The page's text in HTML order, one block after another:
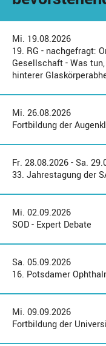
Mi. 19.08.2026
19. RG - nachgefragt:
Gesellschaft - Was
hinterer
Mi. 26.08.2026
Fortbildung der
Fr. 28.08.2026 - Sa.
33. Jahrestagung der
Mi. 02.09.2026
SOD - Expert Debate
Sa. 05.09.2026
16. Potsdamer
Mi. 09.09.2026
Fortbildung der